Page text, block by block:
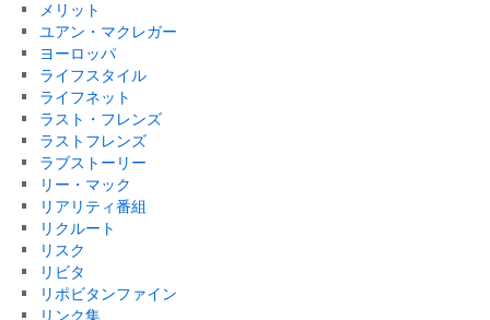
メリット
ユアン・マクレガー
ヨーロッパ
ライフスタイル
ライフネット
ラスト・フレンズ
ラストフレンズ
ラブストーリー
リー・マック
リアリティ番組
リクルート
リスク
リビタ
リポビタンファイン
リンク集